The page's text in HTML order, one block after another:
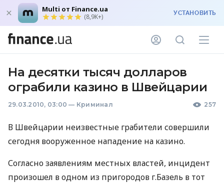
Multi от Finance.ua
(8,9K+) УСТАНОВИТЬ
На десятки тысяч долларов
ограбили казино в Швейцарии
29.03.2010, 03:00 — Криминал 257
В Швейцарии неизвестные грабители совершили
сегодня вооруженное нападение на казино.
Согласно заявлениям местных властей, инцидент
произошел в одном из пригородов г.Базель в тот